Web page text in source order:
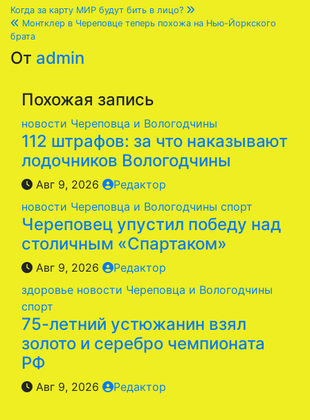
Навигация
по
записям
Когда за карту МИР будут бить в лицо?
Монтклер в Череповце теперь похожа на Нью-Йоркского
брата
От admin
Похожая запись
новости Череповца и Вологодчины
112 штрафов: за что наказывают
лодочников Вологодчины
Авг 9, 2026
Редактор
новости Череповца и Вологодчины спорт
Череповец упустил победу над
столичным «Спартаком»
Авг 9, 2026
Редактор
здоровье новости Череповца и Вологодчины
спорт
75-летний устюжанин взял
золото и серебро чемпионата
РФ
Авг 9, 2026 Редактор